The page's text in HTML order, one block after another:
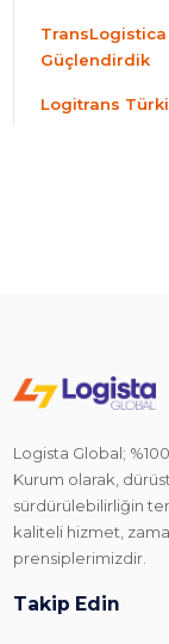
TransLogistica
Güçlendirdik
Logitrans
Logista Global;
Kurum olarak,
sürdürülebilirliğin
kaliteli hizmet,
prensiplerimizdir.
Takip Edin